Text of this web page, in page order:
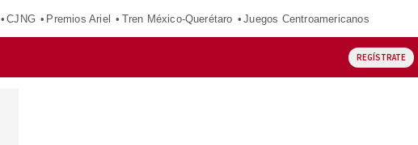
CJNG Premios Ariel Tren México-Querétaro Juegos Centroamericanos
REGÍSTRATE